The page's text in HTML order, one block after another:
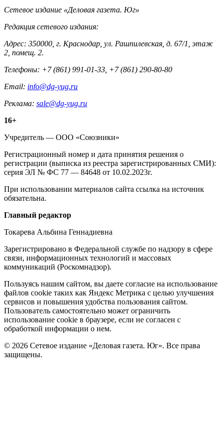
Контакты
Сетевое издание «Деловая газета. Юг»
Редакция сетевого издания:
Адрес: 350000, г. Краснодар, ул. Рашпилевская, д. 67/1, этаж
2, помещ. 2.
Телефоны: +7 (861) 991-01-33, +7 (861) 290-80-80
Email: info@dg-yug.ru
Реклама: sale@dg-yug.ru
Информация
о
издании
16+
Учредитель — ООО «Союзники»
Регистрационный номер и дата принятия решения о
регистрации (выписка из реестра зарегистрированных СМИ):
серия ЭЛ № ФС 77 — 84648 от 10.02.2023г.
При использовании материалов сайта ссылка на источник
обязательна.
Редакция
Главный редактор
Токарева Альбина Геннадиевна
Зарегистрировано в Федеральной службе по надзору в сфере
связи, информационных технологий и массовых
коммуникаций (Роскомнадзор).
Политика
cookie
Пользуясь нашим сайтом, вы даете согласие на использование
файлов cookie таких как Яндекс Метрика с целью улучшения
сервисов и повышения удобства пользования сайтом.
Пользователь самостоятельно может ограничить
использование cookie в браузере, если не согласен с
обработкой информации о нем.
© 2026 Сетевое издание «Деловая газета. Юг». Все права
защищены.